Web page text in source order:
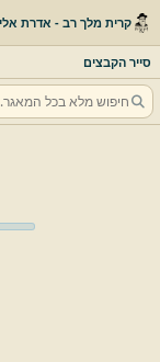
קרית מלך רב - אדרת
סייר הקבצים